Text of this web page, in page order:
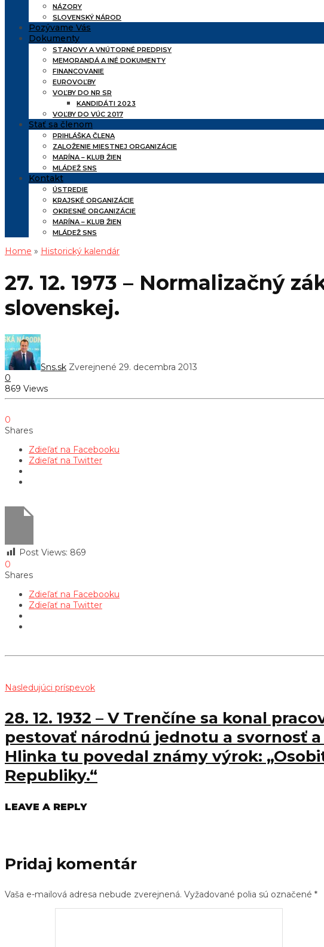
NÁZORY
SLOVENSKÝ NÁROD
Pozývame Vás
Dokumenty
STANOVY A VNÚTORNÉ PREDPISY
MEMORANDÁ A INÉ DOKUMENTY
FINANCOVANIE
EUROVOĽBY
VOĽBY DO NR SR
KANDIDÁTI 2023
VOĽBY DO VÚC 2017
Stať sa členom
PRIHLÁŠKA ČLENA
ZALOŽENIE MIESTNEJ ORGANIZÁCIE
MARÍNA – KLUB ŽIEN
MLÁDEŽ SNS
Kontakt
ÚSTREDIE
KRAJSKÉ ORGANIZÁCIE
OKRESNÉ ORGANIZÁCIE
MARÍNA – KLUB ŽIEN
MLÁDEŽ SNS
Home » Historický kalendár
27. 12. 1973 – Normalizačný
slovenskej.
Sns.sk Zverejnené 29. decembra 2013
0
869 Views
0
Shares
Zdieľať na Facebooku
Zdieľať na Twitter
Post Views: 869
0
Shares
Zdieľať na Facebooku
Zdieľať na Twitter
Nasledujúci príspevok
28. 12. 1932 – V Trenčíne sa konal
pestovať národnú jednotu a svornosť
Hlinka tu povedal známy výrok:
Republiky.“
LEAVE A REPLY
Pridaj komentár
Vaša e-mailová adresa nebude zverejnená. Vyžadované polia sú označené *